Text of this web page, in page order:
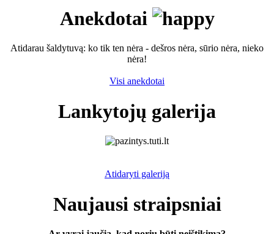
Anekdotai
Atidarau šaldytuvą: ko tik ten nėra - dešros nėra, sūrio nėra, nieko
nėra!
Visi anekdotai
Lankytojų galerija
Atidaryti galeriją
Naujausi straipsniai